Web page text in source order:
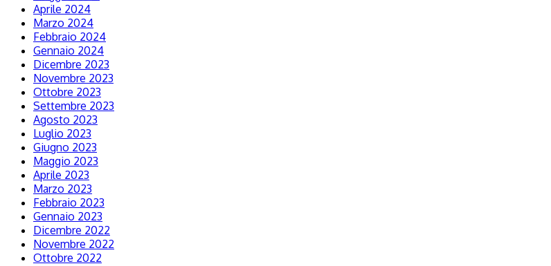
Aprile 2024
Marzo 2024
Febbraio 2024
Gennaio 2024
Dicembre 2023
Novembre 2023
Ottobre 2023
Settembre 2023
Agosto 2023
Luglio 2023
Giugno 2023
Maggio 2023
Aprile 2023
Marzo 2023
Febbraio 2023
Gennaio 2023
Dicembre 2022
Novembre 2022
Ottobre 2022